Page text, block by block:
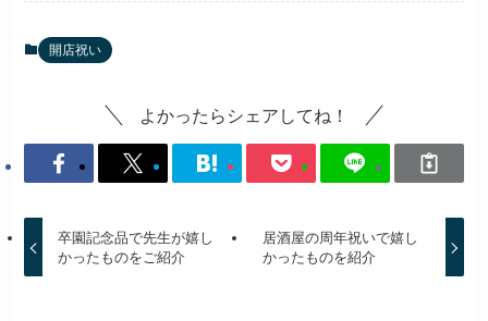
開店祝い
よかったらシェアしてね！
卒園記念品で先生が嬉し
かったものをご紹介
居酒屋の周年祝いで嬉し
かったものを紹介